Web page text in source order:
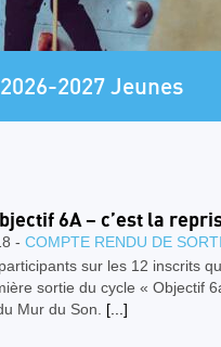
2027 Jeunes
6A – c’est la
- COMPTE RENDU DE
sur les 12 inscrits
sortie du cycle « Objectif
Mur du Son. [...]